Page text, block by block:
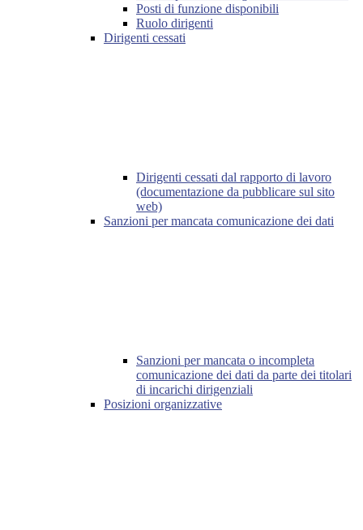
Posti di funzione disponibili
Ruolo dirigenti
Dirigenti cessati
Dirigenti cessati dal rapporto di lavoro
(documentazione da pubblicare sul sito
web)
Sanzioni per mancata comunicazione dei dati
Sanzioni per mancata o incompleta
comunicazione dei dati da parte dei titolari
di incarichi dirigenziali
Posizioni organizzative